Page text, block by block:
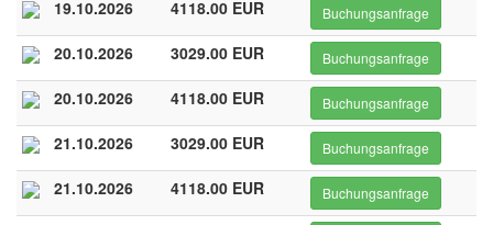
19.10.2026 4118.00 EUR Buchungsanfrage
20.10.2026 3029.00 EUR Buchungsanfrage
20.10.2026 4118.00 EUR Buchungsanfrage
21.10.2026 3029.00 EUR Buchungsanfrage
21.10.2026 4118.00 EUR Buchungsanfrage